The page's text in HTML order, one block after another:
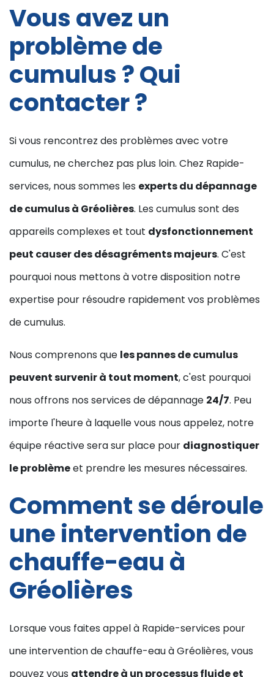
Vous avez un
problème de
cumulus ? Qui
contacter ?
Si vous rencontrez des problèmes avec votre
cumulus, ne cherchez pas plus loin. Chez Rapide-
services, nous sommes les experts du dépannage
de cumulus à Gréolières. Les cumulus sont des
appareils complexes et tout dysfonctionnement
peut causer des désagréments majeurs. C'est
pourquoi nous mettons à votre disposition notre
expertise pour résoudre rapidement vos problèmes
de cumulus.
Nous comprenons que les pannes de cumulus
peuvent survenir à tout moment, c'est pourquoi
nous offrons nos services de dépannage 24/7. Peu
importe l'heure à laquelle vous nous appelez, notre
équipe réactive sera sur place pour diagnostiquer
le problèmeet prendre les mesures nécessaires.
Comment se déroule
une intervention de
chauffe-eau à
Gréolières
Lorsque vous faites appel à Rapide-services pour
une intervention de chauffe-eau à Gréolières, vous
pouvez vous attendre à un processus fluide et